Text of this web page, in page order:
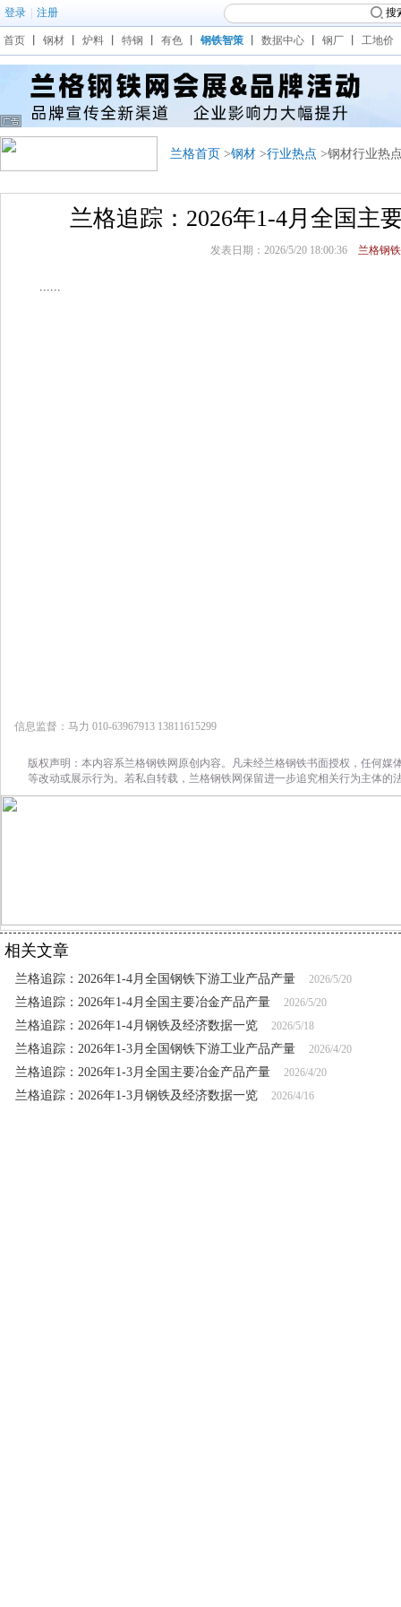
登录 注册 搜
首页 钢材 炉料 特钢 有色 钢铁智策 数据中心 钢厂 工地价
兰格首页 >钢材 >行业热点 >钢材行业热
兰格追踪：2026年1-4月全国主
发表日期：2026/5/20 18:00:36兰格钢
......
信息监督：马力 010-63967913 13811615299
版权声明：本内容系兰格钢铁网原创内容。凡未经兰格钢铁书面授权，任何媒
等改动或展示行为。若私自转载，兰格钢铁网保留进一步追究相关行为主体的
相关文章
兰格追踪：2026年1-4月全国钢铁下游工业产品产量 2026/5/20
兰格追踪：2026年1-4月全国主要冶金产品产量 2026/5/20
兰格追踪：2026年1-4月钢铁及经济数据一览 2026/5/18
兰格追踪：2026年1-3月全国钢铁下游工业产品产量 2026/4/20
兰格追踪：2026年1-3月全国主要冶金产品产量 2026/4/20
兰格追踪：2026年1-3月钢铁及经济数据一览 2026/4/16